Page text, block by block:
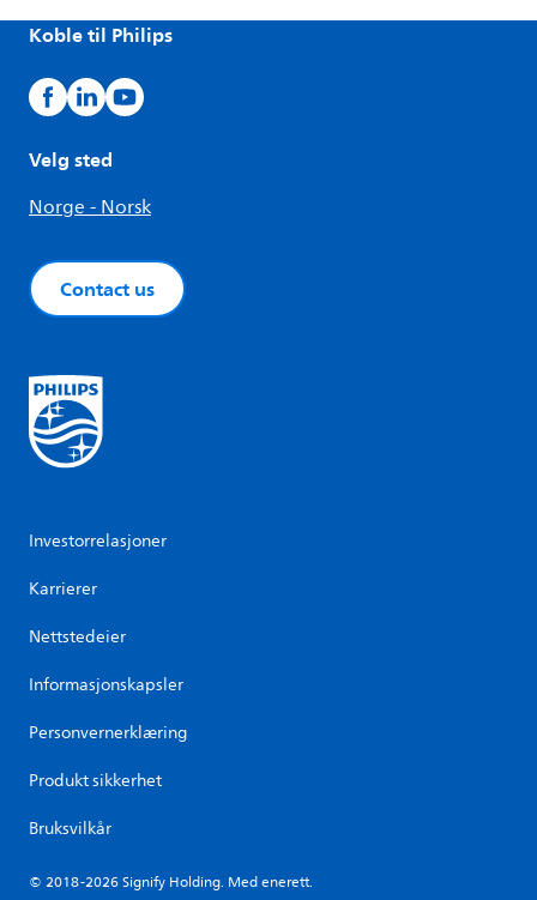
Koble til Philips
Velg sted
Norge - Norsk
Contact us
Investorrelasjoner
Karrierer
Nettstedeier
Informasjonskapsler
Personvernerklæring
Produkt sikkerhet
Bruksvilkår
© 2018-2026 Signify Holding. Med enerett.